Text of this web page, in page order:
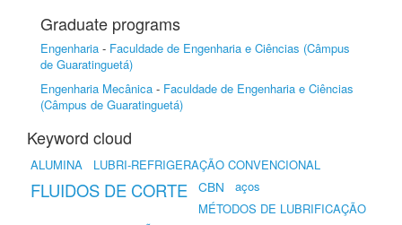
Graduate programs
Engenharia - Faculdade de Engenharia e Ciências (Câmpus
de Guaratinguetá)
Engenharia Mecânica - Faculdade de Engenharia e Ciências
(Câmpus de Guaratinguetá)
Keyword cloud
ALUMINA LUBRI-REFRIGERAÇÃO CONVENCIONAL
FLUIDOS DE CORTE CBN
aços
MÉTODOS DE LUBRIFICAÇÃO